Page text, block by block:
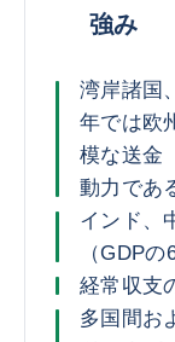
強み
湾岸諸国
年では欧
模な送金
動力であ
インド、
（GDP
経常収支
多国間お